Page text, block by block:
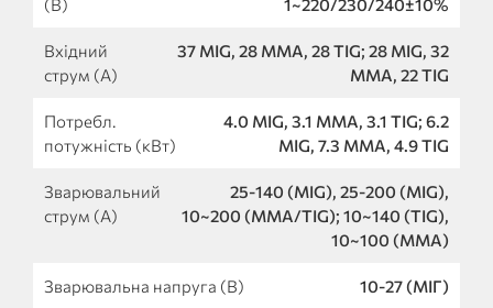
(В)
1~220/230/240±10%
Вхідний
струм (А)
37 MIG, 28 MMA, 28 TIG; 28 MIG, 32
MMA, 22 TIG
Потребл.
потужність (кВт)
4.0 MIG, 3.1 MMA, 3.1 TIG; 6.2
MIG, 7.3 MMA, 4.9 TIG
Зварювальний
струм (А)
25-140 (MIG), 25-200 (MIG),
10~200 (MMA/TIG); 10~140 (TIG),
10~100 (MMA)
Зварювальна напруга (В) 10-27 (МІГ)